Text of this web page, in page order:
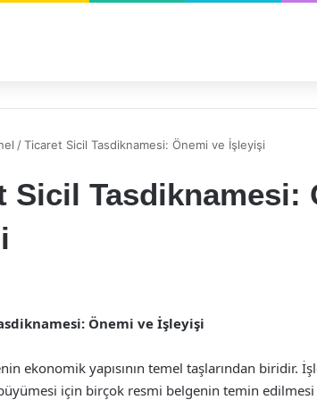
/Ticaret Sicil Tasdiknamesi: Önemi ve İşleyişi
Sicil Tasdiknamesi:
Önemi ve İşleyişi
ekonomik yapısının temel taşlarından biridir.
için birçok resmi belgenin temin